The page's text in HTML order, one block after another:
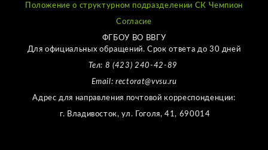
Положение о структурном подразделении СК Чемпион
Согласие
ФГБОУ ВО ВВГУ
Для официальных обращений. Срок ответа до 30 дней
Тел: 8 (423) 240-42-89
Email: rectorat@vvsu.ru
Адрес для направления почтовой корреспонденции:
г. Владивосток, ул. Гоголя, 41, 690014